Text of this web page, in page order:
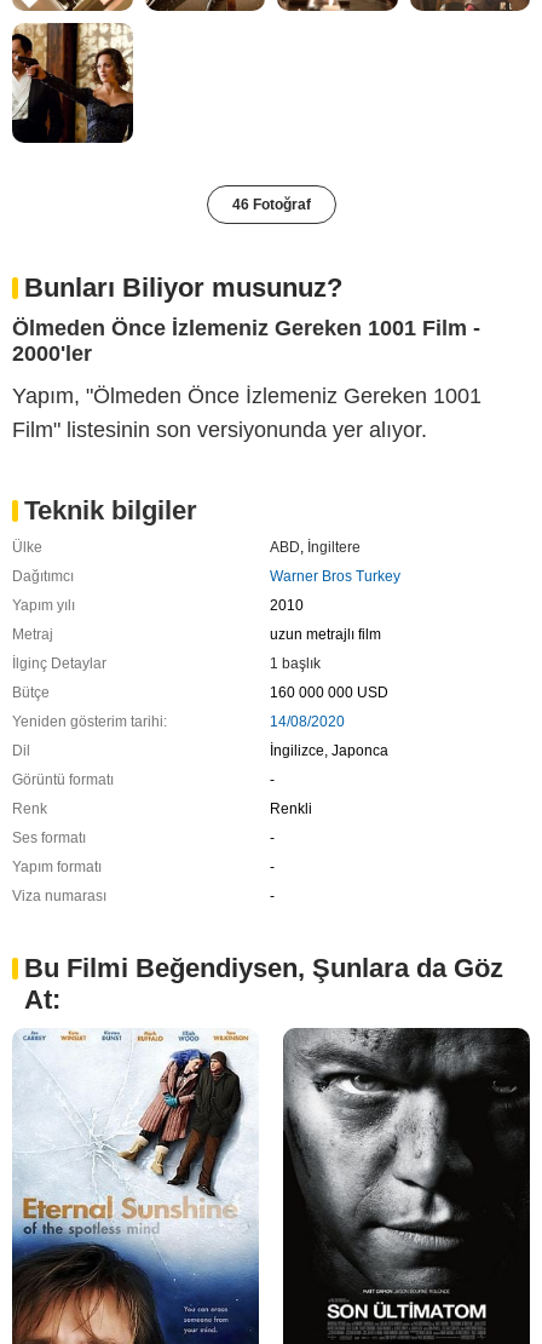
46 Fotoğraf
Bunları Biliyor musunuz?
Ölmeden Önce İzlemeniz Gereken 1001 Film -
2000'ler
Yapım, "Ölmeden Önce İzlemeniz Gereken 1001
Film" listesinin son versiyonunda yer alıyor.
Teknik bilgiler
Ülke ABD, İngiltere
Dağıtımcı
Warner Bros Turkey
Yapım yılı
2010
Metraj
uzun metrajlı film
İlginç Detaylar
1 başlık
Bütçe
160 000 000 USD
Yeniden gösterim tarihi:
14/08/2020
Dil
İngilizce, Japonca
Görüntü formatı
-
Renk
Renkli
Ses formatı
-
Yapım formatı
-
Viza numarası
-
Bu Filmi Beğendiysen, Şunlara da Göz
At: